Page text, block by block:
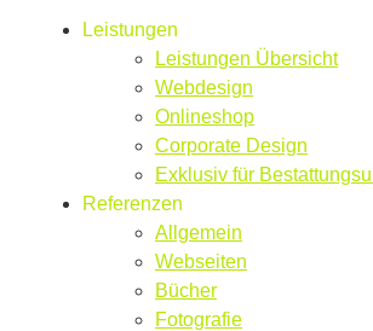
Leistungen
Leistungen Übersicht
Webdesign
Onlineshop
Corporate Design
Exklusiv für
Referenzen
Allgemein
Webseiten
Bücher
Fotografie